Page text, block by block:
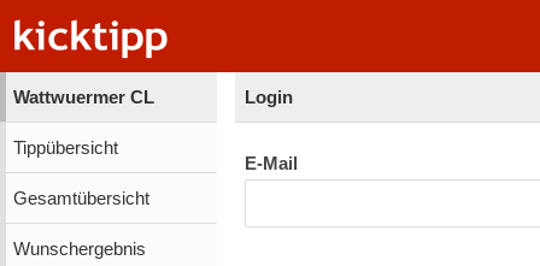
Wattwuermer CL
Tippübersicht
Gesamtübersicht
Wunschergebnis
Login
E-Mail